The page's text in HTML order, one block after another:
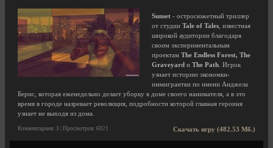
Sunset - остросюжетный триллер
от студии Tale of Tales , известная
широкой аудитории благодаря
своим экспериментальным
проектам The Endless Forest, The
Graveyard и The Path . Игрок
узнает историю экономки-
иммигрантки по имени Анджела
Бернс, которая еженедельно делает уборку в доме своего нанимателя, а в это
время в городе назревает революция, подробности которой главная героиня
узнает не выходя из дома.
Скачать игру (482.53 Мб.)
Комментариев: 3 | Просмотров: 6021